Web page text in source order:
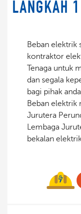
LANGKAH 1
Beban elektrik
kontraktor
Tenaga untuk
dan segala
bagi pihak
Beban elektrik
Jurutera
Lembaga
bekalan